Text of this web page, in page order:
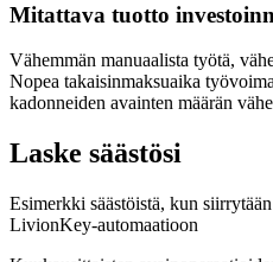
Mitattava tuotto
Vähemmän manuaalista työtä,
Nopea takaisinmaksuaika
kadonneiden avainten määrän
Laske säästösi
Esimerkki säästöistä, kun
LivionKey-automaatioon